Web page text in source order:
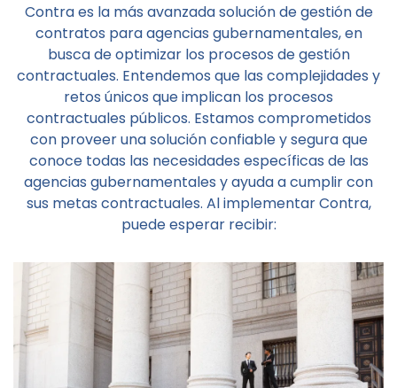
Contra es la más avanzada solución de gestión de
contratos para agencias gubernamentales, en
busca de optimizar los procesos de gestión
contractuales. Entendemos que las complejidades y
retos únicos que implican los procesos
contractuales públicos. Estamos comprometidos
con proveer una solución confiable y segura que
conoce todas las necesidades específicas de las
agencias gubernamentales y ayuda a cumplir con
sus metas contractuales. Al implementar Contra,
puede esperar recibir: